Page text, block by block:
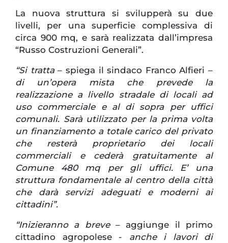
La nuova struttura si svilupperà su due
livelli, per una superficie complessiva di
circa 900 mq, e sarà realizzata dall’impresa
“Russo Costruzioni Generali”.
“Si tratta– spiega il sindaco Franco Alfieri –
di un’opera mista che prevede la
realizzazione a livello stradale di locali ad
uso commerciale e al di sopra per uffici
comunali. Sarà utilizzato per la prima volta
un finanziamento a totale carico del privato
che resterà proprietario dei locali
commerciali e cederà gratuitamente al
Comune 480 mq per gli uffici. E’ una
struttura fondamentale al centro della città
che darà servizi adeguati e moderni ai
cittadini”.
“Inizieranno a breve– aggiunge il primo
cittadino agropolese - anche i lavori di